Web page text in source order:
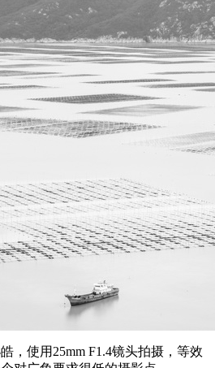
，使用25mm F1.4镜头拍摄，等效